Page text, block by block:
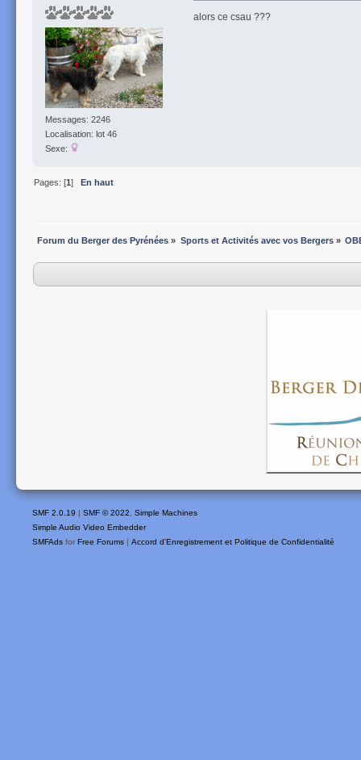
Messages: 2246
Localisation: lot 46
Sexe:
alors ce csau ???
Pages: [1]En haut
Forum du Berger des Pyrénées » Sports et Activités avec vos Bergers»
SMF 2.0.19 | SMF © 2022
Simple Machines
Simple Audio Video Embedder
SMFAds for Free Forums | Accord d'Enregistrement et Politique de Confidentialité